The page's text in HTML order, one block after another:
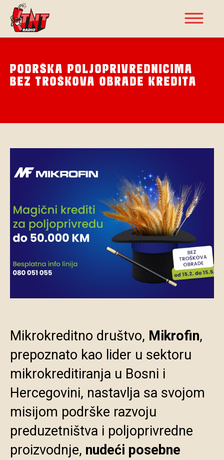
PODRŠKA POLJOPRIVREDNICIMA
BEZ TROŠKOVA OBRADE KREDITA
Mikrokreditno društvo, Mikrofin,
prepoznato kao lider u sektoru
mikrokreditiranja u Bosni i
Hercegovini, nastavlja sa svojom
misijom podrške razvoju
preduzetništva i poljoprivredne
proizvodnje, nudeći posebne